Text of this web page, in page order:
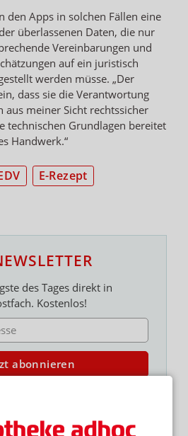
den Apps in solchen Fällen eine
überlassenen Daten, die nur
Vereinbarungen und
auf ein juristisch
werden müsse. „Der
dass sie die Verantwortung
aus meiner Sicht rechtssicher
technischen Grundlagen bereitet
Handwerk.“
E-Rezept
des Tages direkt in
Kostenlos!
abonnieren